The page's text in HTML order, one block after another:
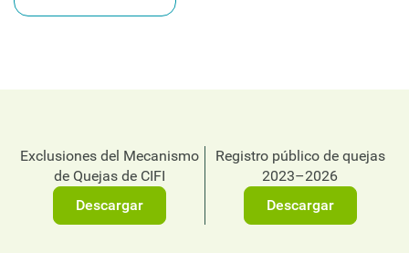
Exclusiones del Mecanismo
de Quejas de CIFI
Descargar
Registro público de quejas
2023–2026
Descargar